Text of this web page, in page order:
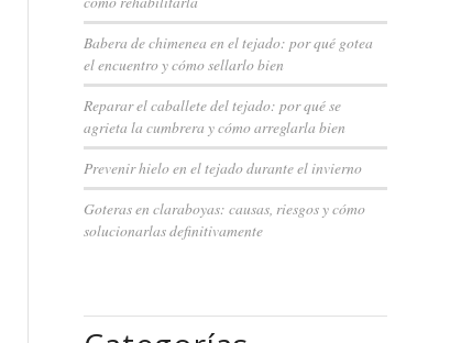
Babera de chimenea en el tejado: por qué gotea
el encuentro y cómo sellarlo bien
Reparar el caballete del tejado: por qué se
agrieta la cumbrera y cómo arreglarla bien
Prevenir hielo en el tejado durante el invierno
Goteras en claraboyas: causas, riesgos y cómo
solucionarlas definitivamente